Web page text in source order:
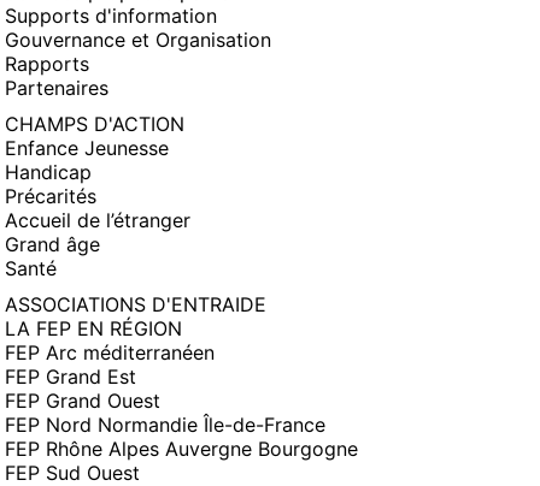
Supports d'information
Gouvernance et Organisation
Rapports
Partenaires
CHAMPS D'ACTION
Enfance Jeunesse
Handicap
Précarités
Accueil de l’étranger
Grand âge
Santé
ASSOCIATIONS D'ENTRAIDE
LA FEP EN RÉGION
FEP Arc méditerranéen
FEP Grand Est
FEP Grand Ouest
FEP Nord Normandie Île-de-France
FEP Rhône Alpes Auvergne Bourgogne
FEP Sud Ouest